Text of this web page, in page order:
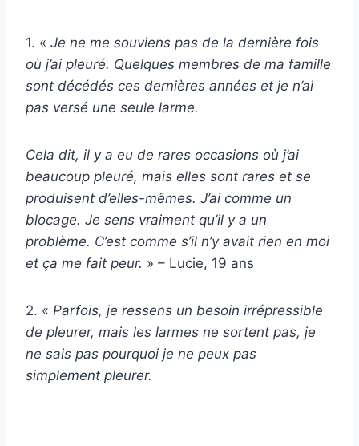
1. « Je ne me souviens pas de la dernière fois
où j’ai pleuré. Quelques membres de ma famille
sont décédés ces dernières années et je n’ai
pas versé une seule larme.
Cela dit, il y a eu de rares occasions où j’ai
beaucoup pleuré, mais elles sont rares et se
produisent d’elles-mêmes. J’ai comme un
blocage. Je sens vraiment qu’il y a un
problème. C’est comme s’il n’y avait rien en moi
et ça me fait peur. » – Lucie, 19 ans
2. « Parfois, je ressens un besoin irrépressible
de pleurer, mais les larmes ne sortent pas, je
ne sais pas pourquoi je ne peux pas
simplement pleurer.